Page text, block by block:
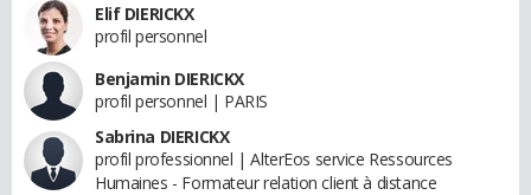
Elif DIERICKX
profil personnel
Benjamin DIERICKX
profil personnel | PARIS
Sabrina DIERICKX
profil professionnel | AlterEos service Ressources
Humaines - Formateur relation client à distance